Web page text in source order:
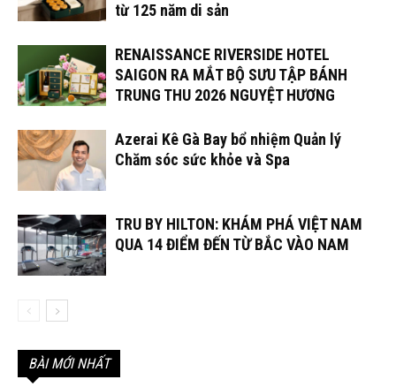
từ 125 năm di sản
RENAISSANCE RIVERSIDE HOTEL
SAIGON RA MẮT BỘ SƯU TẬP BÁNH
TRUNG THU 2026 NGUYỆT HƯƠNG
Azerai Kê Gà Bay bổ nhiệm Quản lý
Chăm sóc sức khỏe và Spa
TRU BY HILTON: KHÁM PHÁ VIỆT NAM
QUA 14 ĐIỂM ĐẾN TỪ BẮC VÀO NAM
BÀI MỚI NHẤT